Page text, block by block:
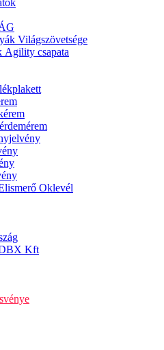
Világszövetsége
Agility csapata
Oklevél
DBX Kft